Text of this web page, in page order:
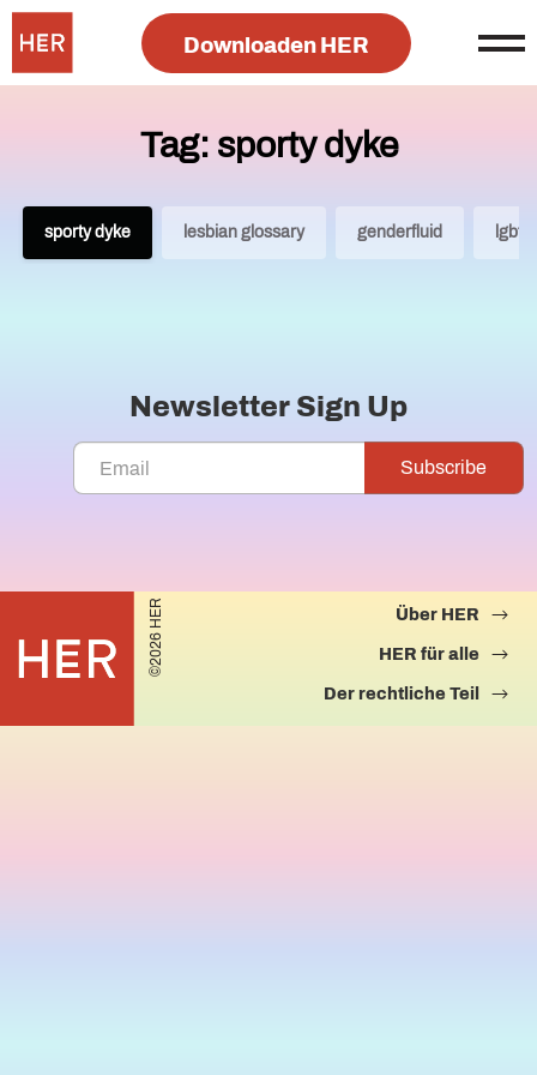
Downloaden HER
Tag: sporty dyke
sporty dyke lesbian glossary genderfluid lgbt
Newsletter Sign Up
©2026 HER Über HER
HER für alle
Der rechtliche Teil